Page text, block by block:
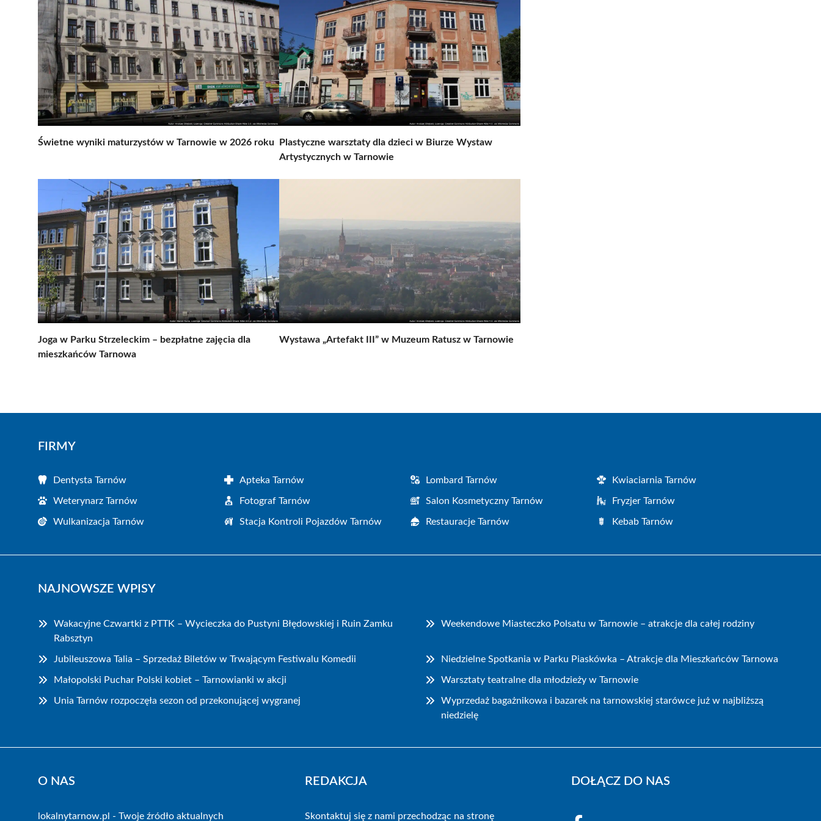
Świetne wyniki maturzystów w Tarnowie w 2026 roku
Plastyczne warsztaty dla dzieci w Biurze Wystaw
Artystycznych w Tarnowie
Joga w Parku Strzeleckim – bezpłatne zajęcia dla
mieszkańców Tarnowa
Wystawa „Artefakt III” w Muzeum Ratusz w Tarnowie
FIRMY
Dentysta Tarnów Apteka Tarnów Lombard Tarnów Kwiaciarnia Tarnów
Weterynarz Tarnów Fotograf Tarnów Salon Kosmetyczny Tarnów Fryzjer Tarnów
Wulkanizacja Tarnów Stacja Kontroli Pojazdów Tarnów Restauracje Tarnów Kebab Tarnów
NAJNOWSZE WPISY
Wakacyjne Czwartki z PTTK – Wycieczka do Pustyni Błędowskiej i Ruin Zamku
Rabsztyn
Weekendowe Miasteczko Polsatu w Tarnowie – atrakcje dla całej rodziny
Jubileuszowa Talia – Sprzedaż Biletów w Trwającym Festiwalu Komedii Niedzielne Spotkania w Parku Piaskówka – Atrakcje dla Mieszkańców Tarnowa
Małopolski Puchar Polski kobiet – Tarnowianki w akcji Warsztaty teatralne dla młodzieży w Tarnowie
Unia Tarnów rozpoczęła sezon od przekonującej wygranej
Wyprzedaż bagażnikowa i bazarek na tarnowskiej starówce już w najbliższą
niedzielę
O NAS
lokalnytarnow.pl - Twoje źródło aktualnych
REDAKCJA
Skontaktuj się z nami przechodząc na stronę
DOŁĄCZ DO NAS